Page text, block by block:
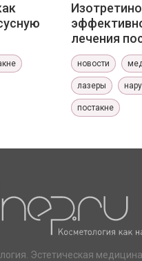
лечения
новости
лазеры
постакне
Эстетическая